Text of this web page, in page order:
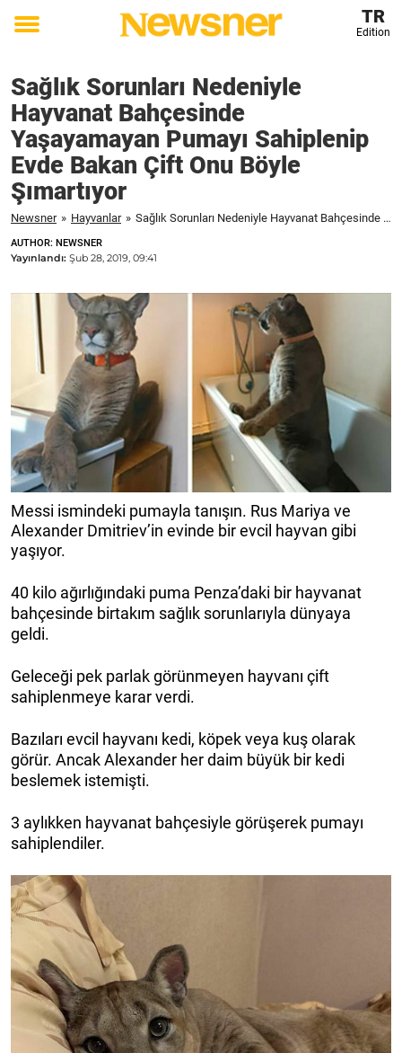
Toggle
TR
Edition
Sağlık Sorunları Nedeniyle
Hayvanat Bahçesinde
Yaşayamayan Pumayı Sahiplenip
Evde Bakan Çift Onu Böyle
Şımartıyor
Newsner » Hayvanlar » Sağlık Sorunları Nedeniyle Hayvanat Bahçesinde Yaşayamayan Pumayı Sahiplenip Evde Bakan Çift Onu Böyle Şımartıyor
AUTHOR: NEWSNER
Yayınlandı: Şub 28, 2019, 09:41
Messi ismindeki pumayla tanışın. Rus Mariya ve
Alexander Dmitriev’in evinde bir evcil hayvan gibi
yaşıyor.
40 kilo ağırlığındaki puma Penza’daki bir hayvanat
bahçesinde birtakım sağlık sorunlarıyla dünyaya
geldi.
Geleceği pek parlak görünmeyen hayvanı çift
sahiplenmeye karar verdi.
Bazıları evcil hayvanı kedi, köpek veya kuş olarak
görür. Ancak Alexander her daim büyük bir kedi
beslemek istemişti.
3 aylıkken hayvanat bahçesiyle görüşerek pumayı
sahiplendiler.